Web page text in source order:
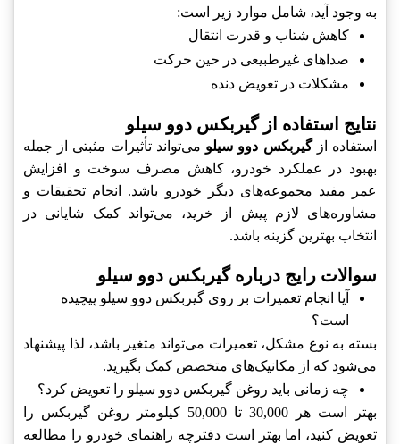
به وجود آید، شامل موارد زیر است:
کاهش شتاب و قدرت انتقال
صداهای غیرطبیعی در حین حرکت
مشکلات در تعویض دنده
نتایج استفاده از گیربکس دوو سیلو
استفاده ازگیربکس دوو سیلو می‌تواند تأثیرات مثبتی از جمله
بهبود در عملکرد خودرو، کاهش مصرف سوخت و افزایش
عمر مفید مجموعه‌های دیگر خودرو باشد. انجام تحقیقات و
مشاوره‌های لازم پیش از خرید، می‌تواند کمک شایانی در
انتخاب بهترین گزینه باشد.
سوالات رایج درباره گیربکس دوو سیلو
آیا انجام تعمیرات بر روی گیربکس دوو سیلو پیچیده
است؟
بسته به نوع مشکل، تعمیرات می‌تواند متغیر باشد، لذا پیشنهاد
می‌شود که از مکانیک‌های متخصص کمک بگیرید.
چه زمانی باید روغن گیربکس دوو سیلو را تعویض کرد؟
بهتر است هر 30,000 تا 50,000 کیلومتر روغن گیربکس را
تعویض کنید، اما بهتر است دفترچه راهنمای خودرو را مطالعه